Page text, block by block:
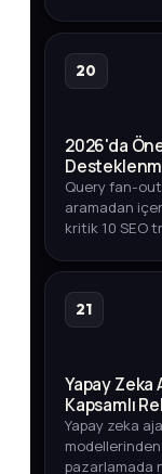
keşfedin.
20
2026'da
Query fan-
aramadan
kritik 10 SEO
21
Yapay Zeka
Kapsamlı
Yapay zeka
modellerinden
pazarlamada